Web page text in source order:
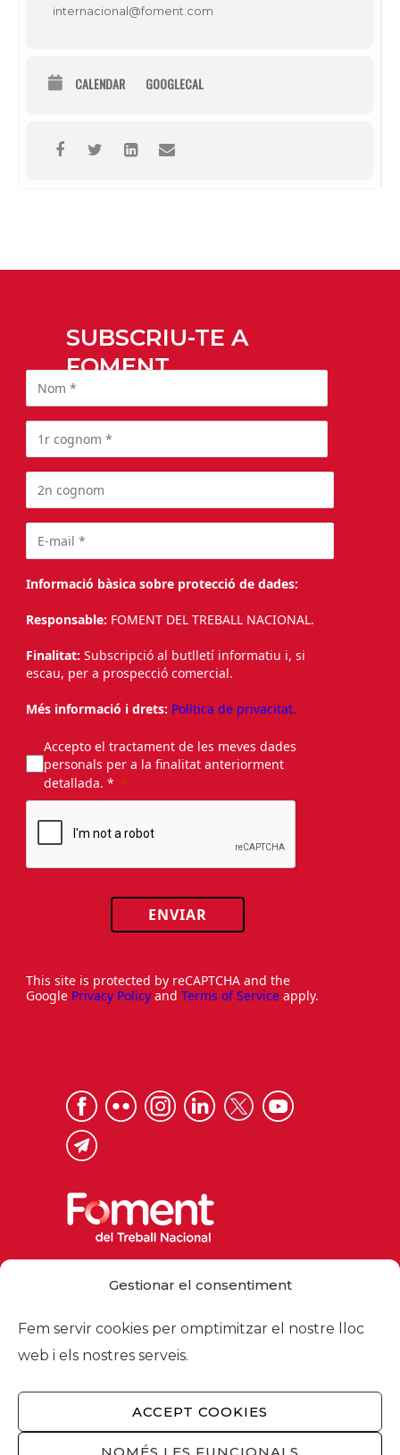
Gestionar el consentiment
Fem servir cookies per omptimitzar el nostre lloc
web i els nostres serveis.
ACCEPT COOKIES
internacional@foment.com
CALENDAR GOOGLECAL
SUBSCRIU-TE A
FOMENT
Informació bàsica sobre protecció de dades:
Responsable: FOMENT DEL TREBALL NACIONAL.
Finalitat: Subscripció al butlletí informatiu i, si
escau, per a prospecció comercial.
Més informació i drets: Política de privacitat.
Accepto el tractament de les meves dades
personals per a la finalitat anteriorment
detallada. *
ENVIAR
This site is protected by reCAPTCHA and the
Google Privacy Policy and Terms of Service apply.
foment@foment.com
© 2026 - Foment del Treball Nacional
Nosaltres